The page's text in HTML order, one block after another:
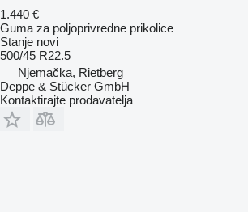
1.440 €
Guma za poljoprivredne prikolice
Stanje novi
500/45 R22.5
Njemačka, Rietberg
Deppe & Stücker GmbH
Kontaktirajte prodavatelja